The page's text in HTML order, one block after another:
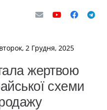
2 Грудня, 2025
жертвою
схеми